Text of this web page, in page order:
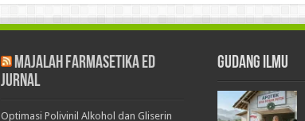
Majalah Farmasetika Ed
Jurnal
Optimasi Polivinil Alkohol dan Gliserin
Gudang Ilmu